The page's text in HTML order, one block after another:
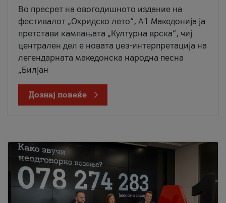
Во пресрет на овогодишното издание на
фестивалот „Охридско лето“, А1 Македонија ја
претстави кампањата „Културна врска“, чиј
централен дел е новата џез-интерпретација на
легендарната македонска народна песна
„Билјан
Дознај повеќе